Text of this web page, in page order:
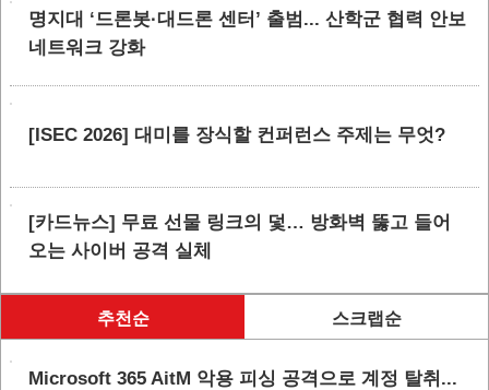
명지대 ‘드론봇·대드론 센터’ 출범... 산학군 협력 안보
네트워크 강화
[ISEC 2026] 대미를 장식할 컨퍼런스 주제는 무엇?
[카드뉴스] 무료 선물 링크의 덫… 방화벽 뚫고 들어
오는 사이버 공격 실체
추천순 스크랩순
Microsoft 365 AitM 악용 피싱 공격으로 계정 탈취...